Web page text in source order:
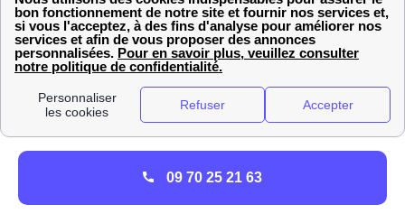
(ex EDF-GDF) à Saint-Pierre-La-Cour?
Les démarches pour ouvrir un compteur de gaz
Saint-Pierre-La-Cour (53 410) dans le département
Mayenne varient en fonction du fait que le logement soit
neufou déjàhabité
09 70 25 21 63